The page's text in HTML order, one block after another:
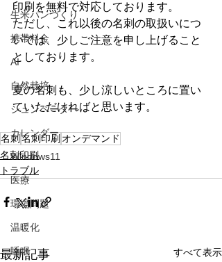
生米パンづくり
携帯料金
AI
自然栽培
シュンペーター
カレンダー
Windows11
医療
環境問題
温暖化
睡眠
印刷を無料で対応しております。
ただし、これ以後の名刺の取扱いにつ
いては、少しご注意を申し上げること
としております。
夏の名刺も、少し涼しいところに置い
ていただければと思います。
名刺 名刺印刷 オンデマンド
名刺印刷
トラブル
最新記事 すべて表示